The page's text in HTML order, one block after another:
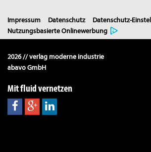
Impressum Datenschutz Datenschutz-
Nutzungsbasierte Onlinewerbung
2026 // verlag moderne industrie
abavo GmbH
Mit fluid vernetzen